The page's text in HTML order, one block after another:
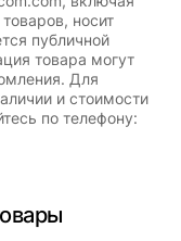
носит
публичной
товара могут
Для
и стоимости
по телефону: